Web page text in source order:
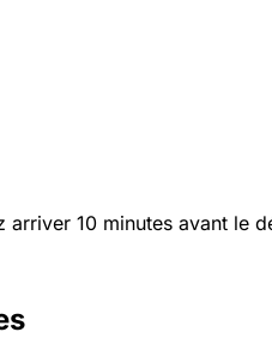
arriver 10 minutes avant le